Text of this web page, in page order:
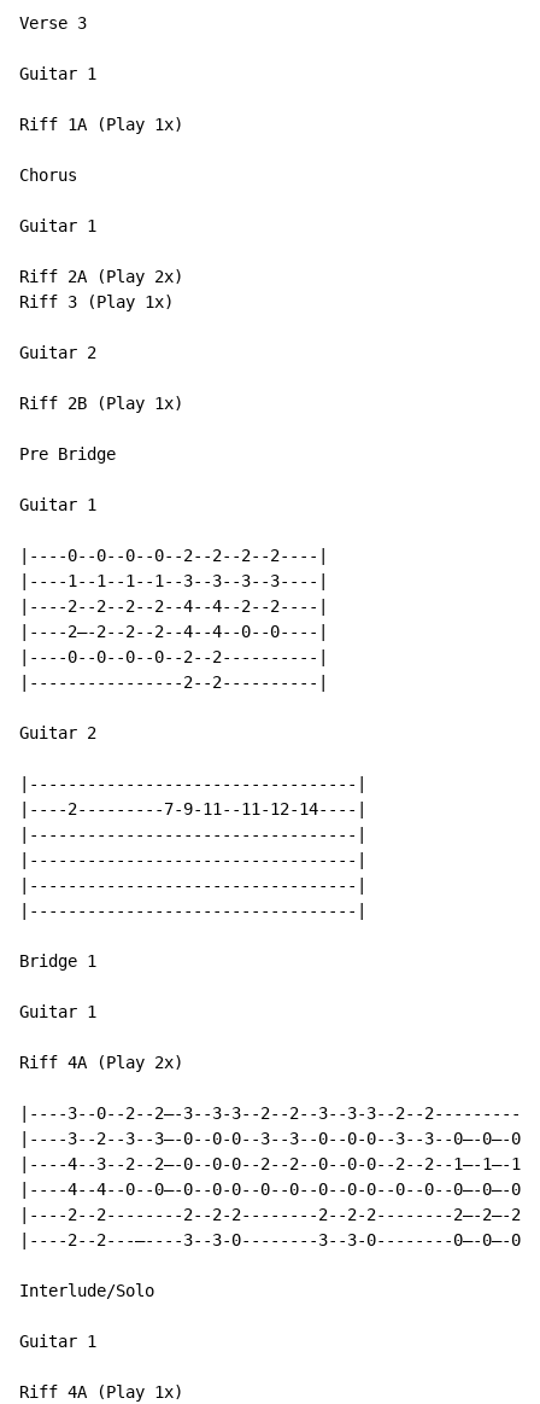
Verse 3
Guitar 1
Riff 1A (Play 1x)
Chorus
Guitar 1
Riff 2A (Play 2x)
Riff 3 (Play 1x)
Guitar 2
Riff 2B (Play 1x)
Pre Bridge
Guitar 1
|----0--0--0--0--2--2--2--2----|
|----1--1--1--1--3--3--3--3----|
|----2--2--2--2--4--4--2--2----|
|----2—-2--2--2--4--4--0--0----|
|----0--0--0--0--2--2----------|
|----------------2--2----------|
Guitar 2
|----------------------------------|
|----2---------7-9-11--11-12-14----|
|----------------------------------|
|----------------------------------|
|----------------------------------|
|----------------------------------|
Bridge 1
Guitar 1
Riff 4A (Play 2x)
|----3--0--2--2—-3--3-3--2--2--3--3-3--2--
|----3--2--3--3—-0--0-0--3--3--0--0-0--3--3--0—-0—-
|----4--3--2--2—-0--0-0--2--2--0--0-0--2--2--1—-1—-
|----4--4--0--0—-0--0-0--0--0--0--0-0--0--0--0—-0—-
|----2--2--------2--2-2--------2--2-2--------2—-2—-
|----2--2---—----3--3-0--------3--3-0--------0—-0—-
Interlude/Solo
Guitar 1
Riff 4A (Play 1x)